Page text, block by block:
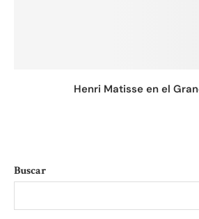
Henri Matisse en el
Buscar